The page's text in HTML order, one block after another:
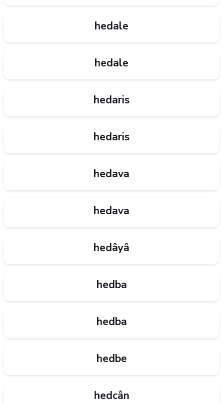
hedale
hedale
hedaris
hedaris
hedava
hedava
hedâyâ
hedba
hedba
hedbe
hedcân